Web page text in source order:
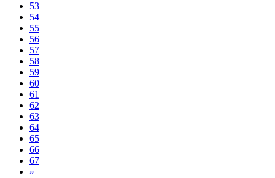
53
54
55
56
57
58
59
60
61
62
63
64
65
66
67
»